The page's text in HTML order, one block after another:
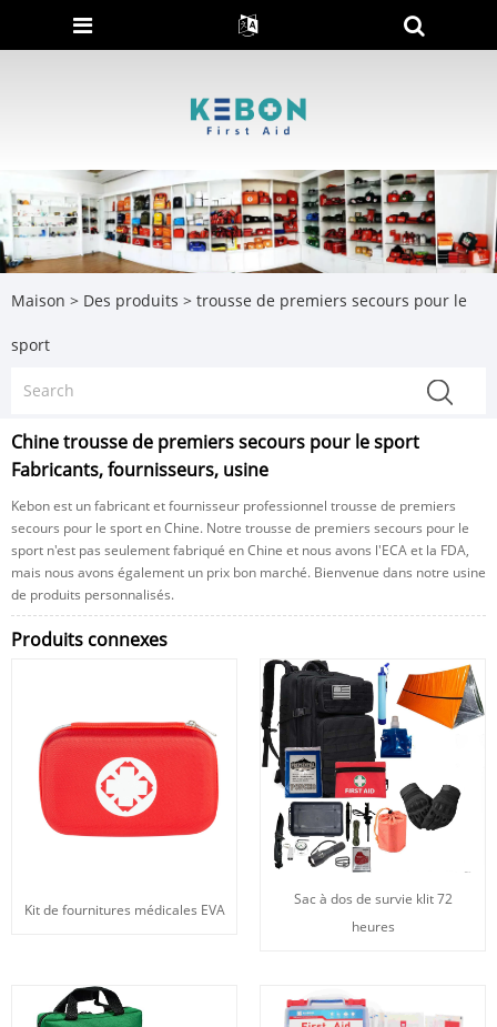
Maison > Des produits > trousse de premiers secours pour le
sport
Chine trousse de premiers secours pour le sport
Fabricants, fournisseurs, usine
Kebon est un fabricant et fournisseur professionnel trousse de premiers
secours pour le sport en Chine. Notre trousse de premiers secours pour le
sport n'est pas seulement fabriqué en Chine et nous avons l'ECA et la FDA,
mais nous avons également un prix bon marché. Bienvenue dans notre usine
de produits personnalisés.
Produits connexes
Kit de fournitures médicales EVA
Sac à dos de survie klit 72
heures